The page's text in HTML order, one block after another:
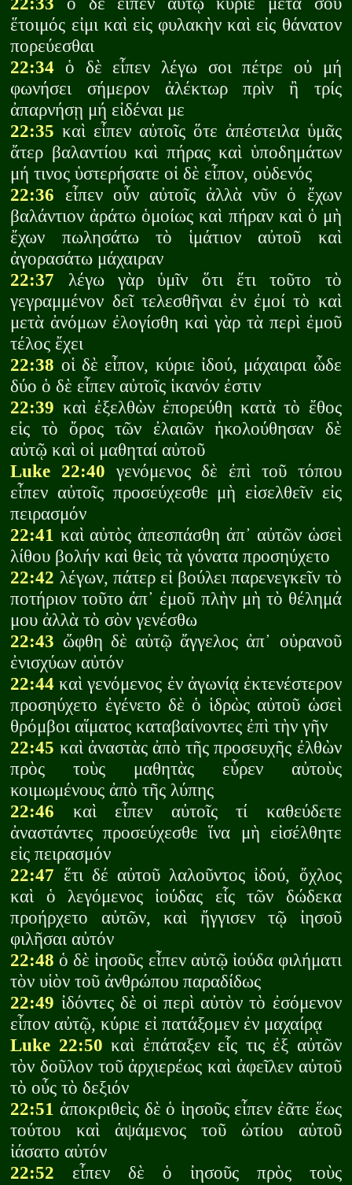
ἕτοιμός εἰμι καὶ εἰς φυλακὴν καὶ εἰς θάνατον
πορεύεσθαι
22:34 ὁ δὲ εἶπεν λέγω σοι πέτρε οὐ μή
φωνήσει σήμερον ἀλέκτωρ πρὶν ἢ τρίς
ἀπαρνήσῃ μή εἰδέναι με
22:35 καὶ εἶπεν αὐτοῖς ὅτε ἀπέστειλα ὑμᾶς
ἄτερ βαλαντίου καὶ πήρας καὶ ὑποδημάτων
μή τινος ὑστερήσατε οἱ δὲ εἶπον, οὐδενός
22:36 εἶπεν οὖν αὐτοῖς ἀλλὰ νῦν ὁ ἔχων
βαλάντιον ἀράτω ὁμοίως καὶ πήραν καὶ ὁ μὴ
ἔχων πωλησάτω τὸ ἱμάτιον αὐτοῦ καὶ
ἀγορασάτω μάχαιραν
22:37 λέγω γὰρ ὑμῖν ὅτι ἔτι τοῦτο τὸ
γεγραμμένον δεῖ τελεσθῆναι ἐν ἐμοί τὸ καὶ
μετὰ ἀνόμων ἐλογίσθη καὶ γὰρ τὰ περὶ ἐμοῦ
τέλος ἔχει
22:38 οἱ δὲ εἶπον, κύριε ἰδού, μάχαιραι ὧδε
δύο ὁ δὲ εἶπεν αὐτοῖς ἱκανόν ἐστιν
22:39 καὶ ἐξελθὼν ἐπορεύθη κατὰ τὸ ἔθος
εἰς τὸ ὄρος τῶν ἐλαιῶν ἠκολούθησαν δὲ
αὐτῷ καὶ οἱ μαθηταί αὐτοῦ
Luke 22:40 γενόμενος δὲ ἐπὶ τοῦ τόπου
εἶπεν αὐτοῖς προσεύχεσθε μὴ εἰσελθεῖν εἰς
πειρασμόν
22:41 καὶ αὐτὸς ἀπεσπάσθη ἀπ᾽ αὐτῶν ὡσεὶ
λίθου βολήν καὶ θεὶς τὰ γόνατα προσηύχετο
22:42 λέγων, πάτερ εἰ βούλει παρενεγκεῖν τὸ
ποτήριον τοῦτο ἀπ᾽ ἐμοῦ πλὴν μὴ τὸ θέλημά
μου ἀλλὰ τὸ σὸν γενέσθω
22:43 ὤφθη δὲ αὐτῷ ἄγγελος ἀπ᾽ οὐρανοῦ
ἐνισχύων αὐτόν
22:44 καὶ γενόμενος ἐν ἀγωνίᾳ ἐκτενέστερον
προσηύχετο ἐγένετο δὲ ὁ ἱδρὼς αὐτοῦ ὡσεὶ
θρόμβοι αἵματος καταβαίνοντες ἐπὶ τὴν γῆν
22:45 καὶ ἀναστὰς ἀπὸ τῆς προσευχῆς ἐλθὼν
πρὸς τοὺς μαθητὰς εὗρεν αὐτοὺς
κοιμωμένους ἀπὸ τῆς λύπης
22:46 καὶ εἶπεν αὐτοῖς τί καθεύδετε
ἀναστάντες προσεύχεσθε ἵνα μὴ εἰσέλθητε
εἰς πειρασμόν
22:47 ἕτι δέ αὐτοῦ λαλοῦντος ἰδού, ὄχλος
καὶ ὁ λεγόμενος ἰούδας εἷς τῶν δώδεκα
προήρχετο αὐτῶν, καὶ ἤγγισεν τῷ ἰησοῦ
φιλῆσαι αὐτόν
22:48 ὁ δὲ ἰησοῦς εἶπεν αὐτῷ ἰούδα φιλήματι
τὸν υἱὸν τοῦ ἀνθρώπου παραδίδως
22:49 ἰδόντες δὲ οἱ περὶ αὐτὸν τὸ ἐσόμενον
εἶπον αὐτῷ, κύριε εἰ πατάξομεν ἐν μαχαίρᾳ
Luke 22:50 καὶ ἐπάταξεν εἷς τις ἐξ αὐτῶν
τὸν δοῦλον τοῦ ἀρχιερέως καὶ ἀφεῖλεν αὐτοῦ
τὸ οὖς τὸ δεξιόν
22:51 ἀποκριθεὶς δὲ ὁ ἰησοῦς εἶπεν ἐᾶτε ἕως
τούτου καὶ ἁψάμενος τοῦ ὠτίου αὐτοῦ
ἰάσατο αὐτόν
22:52 εἶπεν δὲ ὁ ἰησοῦς πρὸς τοὺς